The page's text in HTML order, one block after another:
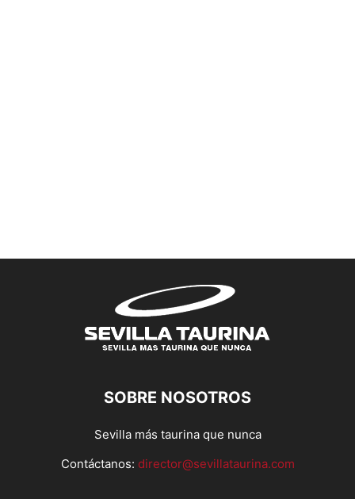
SOBRE NOSOTROS
Sevilla más taurina que nunca
Contáctanos: director@sevillataurina.com